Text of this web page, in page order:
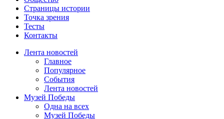
Страницы истории
Точка зрения
Тесты
Контакты
Лента новостей
Главное
Популярное
События
Лента новостей
Музей Победы
Одна на всех
Музей Победы